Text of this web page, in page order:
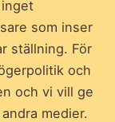
som inser
ställning. För
och
och vi vill ge
medier.